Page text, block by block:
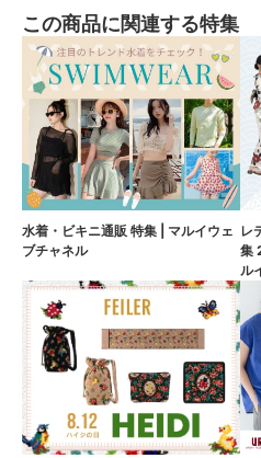
この商品に関連する特集
水着・ビキニ通販 特集 | マルイウェ
ブチャネル
レ
集
ル